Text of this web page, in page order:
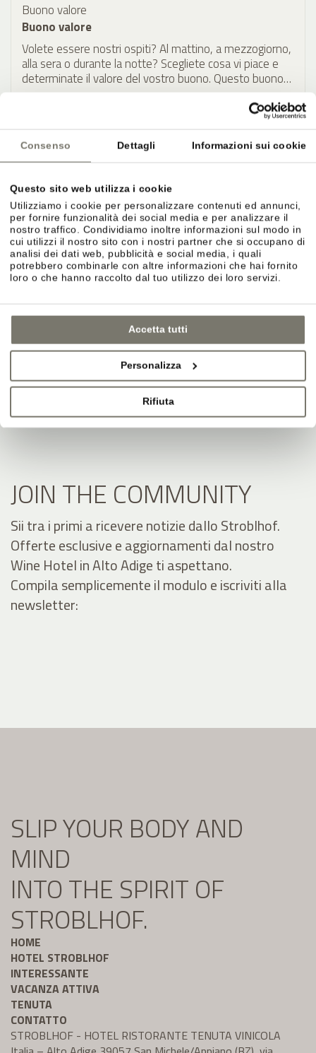
Consenso Dettagli Informazioni sui cookie
Questo sito web utilizza i cookie
Utilizziamo i cookie per personalizzare contenuti ed annunci,
per fornire funzionalità dei social media e per analizzare il
nostro traffico. Condividiamo inoltre informazioni sul modo in
cui utilizzi il nostro sito con i nostri partner che si occupano di
analisi dei dati web, pubblicità e social media, i quali
potrebbero combinarle con altre informazioni che hai fornito
loro o che hanno raccolto dal tuo utilizzo dei loro servizi.
Accetta tutti
Personalizza
Rifiuta
Buono valore
Buono valore
Volete essere nostri ospiti? Al mattino, a mezzogiorno,
alla sera o durante la notte? Scegliete cosa vi piace e
determinate il valore del vostro buono. Questo buono
può essere utilizzato per tutto.
Bonifico bancario
powered by
Revocare un acquisto
Informazioni sul diritto di recessoqui
JOIN THE COMMUNITY
Sii tra i primi a ricevere notizie dallo Stroblhof.
Offerte esclusive e aggiornamenti dal nostro
Wine Hotel in Alto Adige ti aspettano.
Compila semplicemente il modulo e iscriviti alla
newsletter:
SLIP YOUR BODY AND
MIND
INTO THE SPIRIT OF
STROBLHOF.
HOME
HOTEL STROBLHOF
INTERESSANTE
VACANZA ATTIVA
TENUTA
CONTATTO
STROBLHOF - HOTEL RISTORANTE TENUTA VINICOLA